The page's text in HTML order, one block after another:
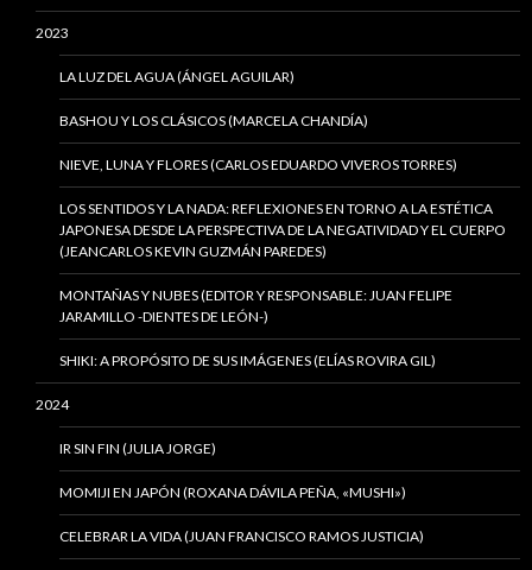
2023
LA LUZ DEL AGUA (ÁNGEL AGUILAR)
BASHOU Y LOS CLÁSICOS (MARCELA CHANDÍA)
NIEVE, LUNA Y FLORES (CARLOS EDUARDO VIVEROS TORRES)
LOS SENTIDOS Y LA NADA: REFLEXIONES EN TORNO A LA ESTÉTICA
JAPONESA DESDE LA PERSPECTIVA DE LA NEGATIVIDAD Y EL CUERPO
(JEANCARLOS KEVIN GUZMÁN PAREDES)
MONTAÑAS Y NUBES (EDITOR Y RESPONSABLE: JUAN FELIPE
JARAMILLO -DIENTES DE LEÓN-)
SHIKI: A PROPÓSITO DE SUS IMÁGENES (ELÍAS ROVIRA GIL)
2024
IR SIN FIN (JULIA JORGE)
MOMIJI EN JAPÓN (ROXANA DÁVILA PEÑA, «MUSHI»)
CELEBRAR LA VIDA (JUAN FRANCISCO RAMOS JUSTICIA)